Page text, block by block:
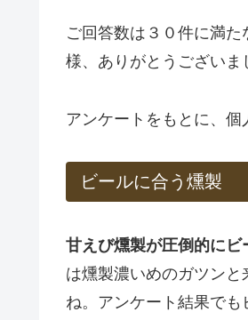
ご回答数は３０件に満
様、ありがとうございま
アンケートをもとに、個
ビールに合う燻製
甘えび燻製が圧倒的にビ
は燻製濃いめのガツン
ね。アンケート結果で